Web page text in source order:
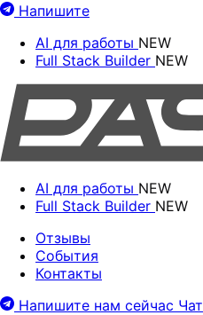
Напишите
AI для работы NEW
Full Stack Builder NEW
AI для работы NEW
Full Stack Builder NEW
Отзывы
События
Контакты
Напишите нам сейчас Чат